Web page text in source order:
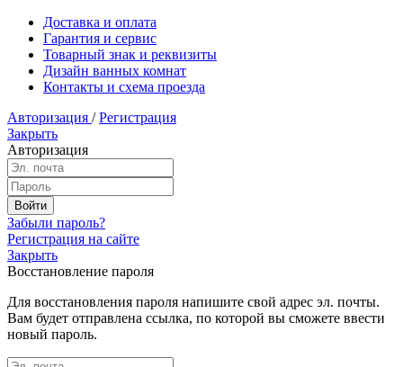
Доставка и оплата
Гарантия и сервис
Товарный знак и реквизиты
Дизайн ванных комнат
Контакты и схема проезда
Авторизация / Регистрация
Закрыть
Авторизация
Забыли пароль?
Регистрация на сайте
Закрыть
Восстановление пароля
Для восстановления пароля напишите свой адрес эл. почты.
Вам будет отправлена ссылка, по которой вы сможете ввести
новый пароль.